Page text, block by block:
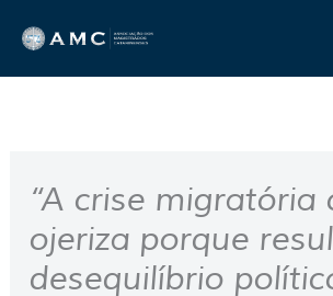
para
o
“A crise migratória
ojeriza porque
desequilíbrio